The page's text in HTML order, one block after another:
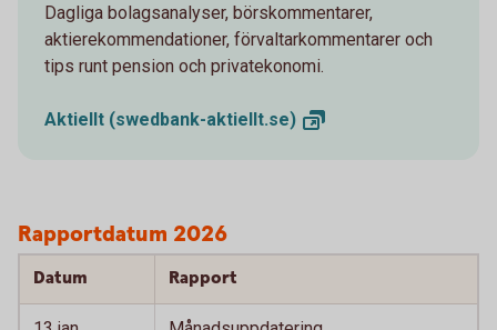
Dagliga bolagsanalyser, börskommentarer,
aktierekommendationer, förvaltarkommentarer och
tips runt pension och privatekonomi.
Aktiellt (swedbank-aktiellt.se)
Rapportdatum 2026
Datum Rapport